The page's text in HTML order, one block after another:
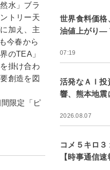
水」ブラ
トリー天
加え、主
今春から
のTEA」
掛け合わ
創造を図
間限定「ピ
世界食料価格
油値上がり―
07:19
活発なＡＩ投
響、熊本地
2026.08.07
コメ５キロ
【時事通信速